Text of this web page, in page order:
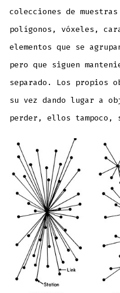
colecciones de
polígonos, vóxeles,
elementos que se
pero que siguen
separado. Los propios
su vez dando lugar a
perder, ellos tampoco,